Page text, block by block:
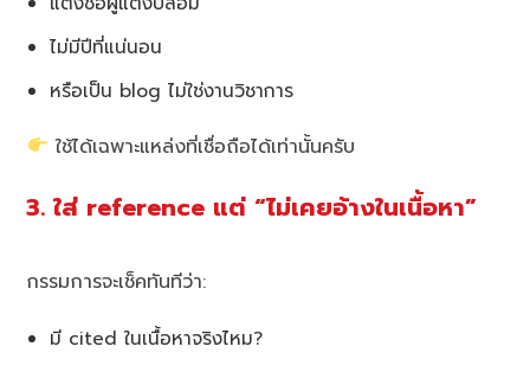
ไม่มีปีที่แน่นอน
หรือเป็น blog ไม่ใช่งานวิชาการ
ใช้ได้เฉพาะแหล่งที่เชื่อถือได้เท่านั้นครับ
3. ใส่ reference แต่ “ไม่เคยอ้างในเนื้อหา”
กรรมการจะเช็คทันทีว่า:
มี cited ในเนื้อหาจริงไหม?